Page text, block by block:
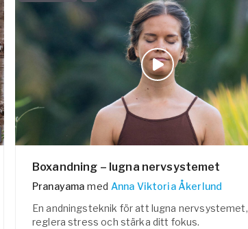
Boxandning – lugna nervsystemet
Pranayama med Anna Viktoria Åkerlund
En andningsteknik för att lugna nervsystemet,
reglera stress och stärka ditt fokus.